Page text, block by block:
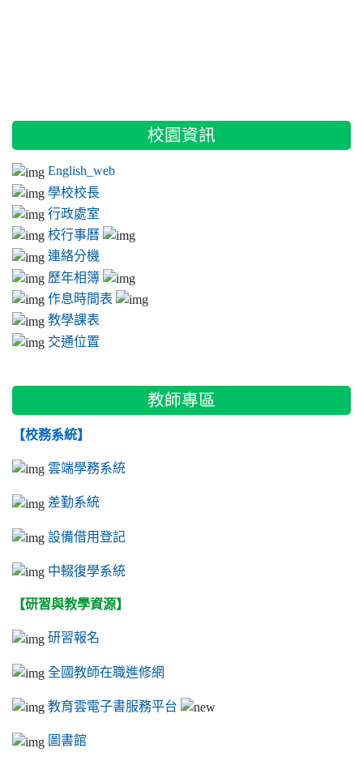
::: 校園資訊
English_web
學校校長
行政處室
校行事曆
連絡分機
歷年相簿
作息時間表
教學課表
交通位置
教師專區
【校務系統】
雲端學務系統
差勤系統
設備借用登記
中輟復學系統
【研習與教學資源】
研習報名
全國教師在職進修網
教育雲電子書服務平台
圖書館